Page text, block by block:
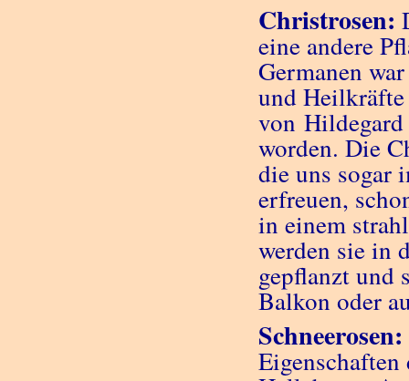
Christrosen:
eine andere
Germanen
und
von
worden. Die
die uns sogar
erfreuen,
in einem
werden sie in
gepflanzt und
Balkon oder
Schneerosen: